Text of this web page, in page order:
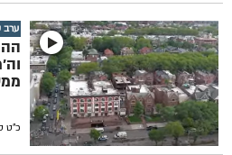
ערב
כ"ט